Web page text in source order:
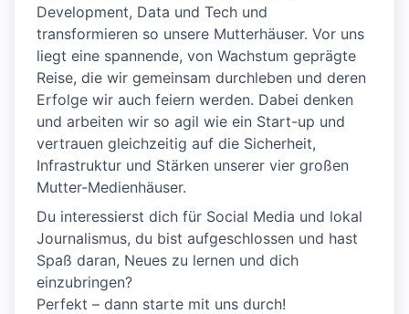
Development, Data und Tech und
transformieren so unsere Mutterhäuser. Vor uns
liegt eine spannende, von Wachstum geprägte
Reise, die wir gemeinsam durchleben und deren
Erfolge wir auch feiern werden. Dabei denken
und arbeiten wir so agil wie ein Start-up und
vertrauen gleichzeitig auf die Sicherheit,
Infrastruktur und Stärken unserer vier großen
Mutter-Medienhäuser.
Du interessierst dich für Social Media und lokal
Journalismus, du bist aufgeschlossen und hast
Spaß daran, Neues zu lernen und dich
einzubringen?
Perfekt – dann starte mit uns durch!